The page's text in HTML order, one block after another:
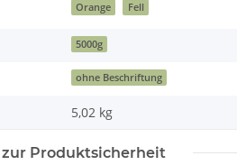
Orange Fell
5000g
ohne Beschriftung
5,02 kg
Produktsicherheit